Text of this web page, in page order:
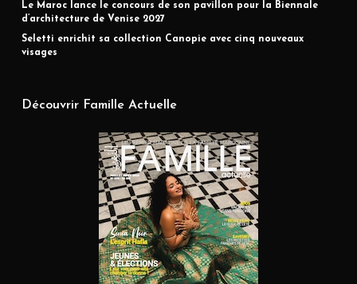
Le Maroc lance le concours de son pavillon pour la Biennale
d’architecture de Venise 2027
Seletti enrichit sa collection Canopie avec cinq nouveaux
visages
Découvrir Famille Actuelle